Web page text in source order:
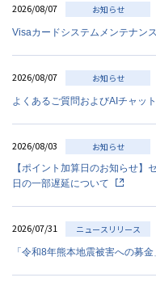
2026/08/07 お知らせ
Visaカードシステムメンテナン
2026/08/07 お知らせ
よくあるご質問およびAIチャッ
2026/08/03 お知らせ
【ポイント加算日のお知らせ
日の一部遅延について
2026/07/31 ニュースリリース
「令和8年熊本地震被害への募